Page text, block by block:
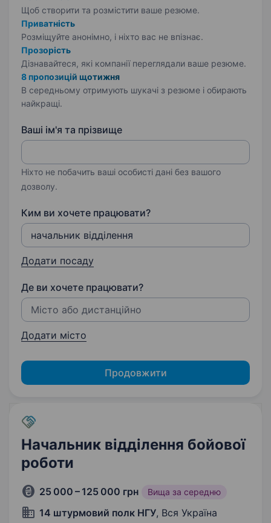
Щоб створити та розмістити ваше резюме.
Приватність
Розміщуйте анонімно, і ніхто вас не впізнає.
Прозорість
Дізнавайтеся, які компанії переглядали ваше резюме.
8 пропозицій щотижня
В середньому отримують шукачі з резюме і обирають
найкращі.
Ваші ім'я та прізвище
Ніхто не побачить ваші особисті дані без вашого
дозволу.
Ким ви хочете працювати?
Додати посаду
Де ви хочете працювати?
Додати місто
Продовжити
Начальник відділення бойової
роботи
25 000 – 125 000 грн Вища за середню
14 штурмовий полк НГУ, Вся Україна